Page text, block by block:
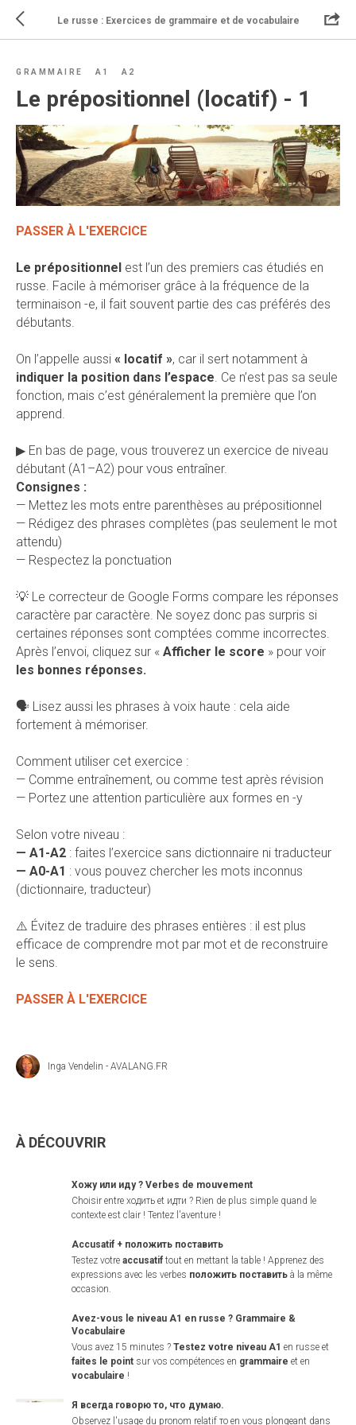
Le russe : Exercices de grammaire et de vocabulaire
GRAMMAIRE A1 A2
Le prépositionnel (locatif) - 1
PASSER À L'EXERCICE
Le prépositionnel est l’un des premiers cas étudiés en
russe. Facile à mémoriser grâce à la fréquence de la
terminaison -е, il fait souvent partie des cas préférés des
débutants.
On l’appelle aussi « locatif », car il sert notamment à
indiquer la position dans l’espace. Ce n’est pas sa seule
fonction, mais c’est généralement la première que l’on
apprend.
▶ En bas de page, vous trouverez un exercice de niveau
débutant (A1–A2) pour vous entraîner.
Consignes :
— Mettez les mots entre parenthèses au prépositionnel
— Rédigez des phrases complètes (pas seulement le mot
attendu)
— Respectez la ponctuation
💡 Le correcteur de Google Forms compare les réponses
caractère par caractère. Ne soyez donc pas surpris si
certaines réponses sont comptées comme incorrectes.
Après l’envoi, cliquez sur « Afficher le score » pour voir
les bonnes réponses.
🗣️ Lisez aussi les phrases à voix haute : cela aide
fortement à mémoriser.
Comment utiliser cet exercice :
— Comme entraînement, ou comme test après révision
— Portez une attention particulière aux formes en -у
Selon votre niveau :
— A1-A2 : faites l’exercice sans dictionnaire ni traducteur
— A0-A1 : vous pouvez chercher les mots inconnus
(dictionnaire, traducteur)
⚠️ Évitez de traduire des phrases entières : il est plus
efficace de comprendre mot par mot et de reconstruire
le sens.
PASSER À L'EXERCICE
Inga Vendelin - AVALANG.FR
À DÉCOUVRIR
Хожу или иду ? Verbes de mouvement
Choisir entre ходить et идти ? Rien de plus simple quand le
contexte est clair ! Tentez l'aventure !
Accusatif + положить поставить
Testez votre accusatif tout en mettant la table ! Apprenez des
expressions avec les verbes положить поставить à la même
occasion.
Avez-vous le niveau A1 en russe ? Grammaire &
Vocabulaire
Vous avez 15 minutes ? Testez votre niveau A1 en russe et
faites le point sur vos compétences en grammaire et en
vocabulaire !
Я всегда говорю то, что думаю.
Observez l'usage du pronom relatif то en vous plongeant dans